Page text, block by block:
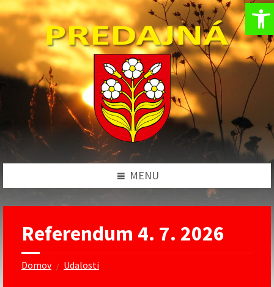
Preskočiť
na
obsah
Preskočiť
na
ľavý
Preskočiť
na
pravý
Preskočiť
na
pätičku
MENU
Referendum 4. 7. 2026
Domov / Udalosti